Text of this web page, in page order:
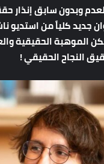
وبدونسابقإنذار
جديدكلياًمناستديو
الموهبةالحقيقية
النجاحالحقيقي!